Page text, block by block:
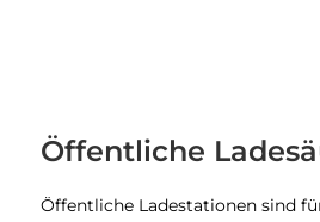
Öffentliche
Öffentliche Ladestationen sind